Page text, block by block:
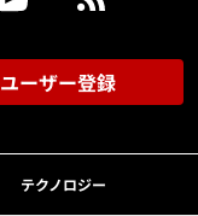
ユーザー登録
テクノロジー